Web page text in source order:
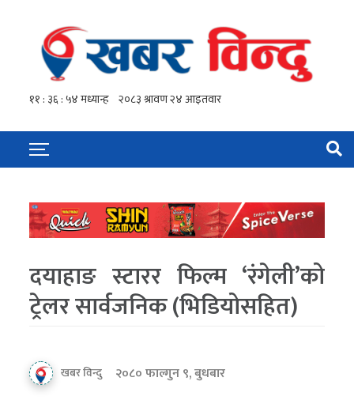
दयाहाङ स्टारर फिल्म ‘रंगेली’को
ट्रेलर सार्वजनिक (भिडियोसहित)
खबर विन्दु २०८० फाल्गुन ९, बुधबार